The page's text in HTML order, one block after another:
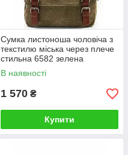
Сумка листоноша чоловіча з
текстилю міська через плече
стильна 6582 зелена
В наявності
1 570 ₴
Купити